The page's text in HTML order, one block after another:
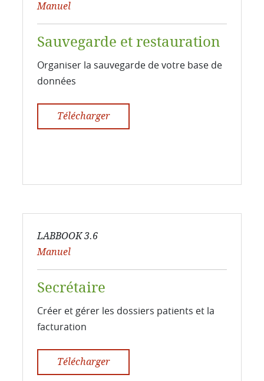
Manuel
Sauvegarde et restauration
Organiser la sauvegarde de votre base de
données
Télécharger
LABBOOK 3.6
Manuel
Secrétaire
Créer et gérer les dossiers patients et la
facturation
Télécharger